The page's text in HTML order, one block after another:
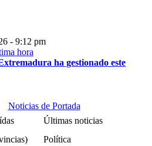
- 9:12 pm
ha gestionado este
Noticias de Portada
Últimas noticias
Política